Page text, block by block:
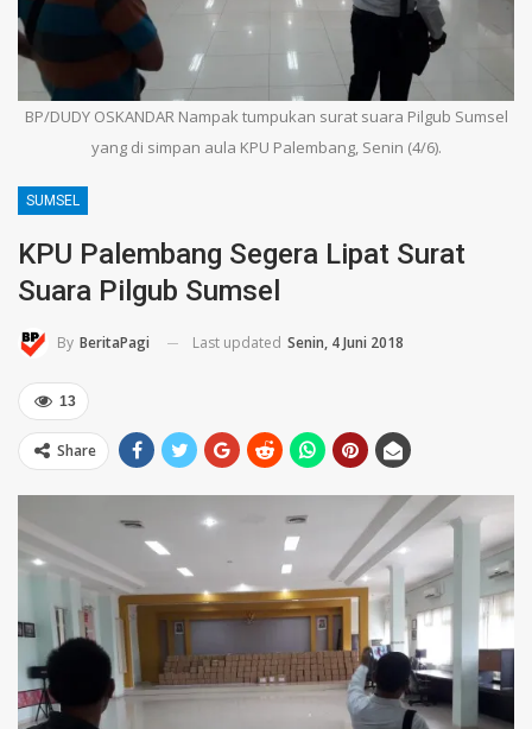
BP/DUDY OSKANDAR Nampak tumpukan surat suara Pilgub Sumsel
yang di simpan aula KPU Palembang, Senin (4/6).
SUMSEL
KPU Palembang Segera Lipat Surat
Suara Pilgub Sumsel
By BeritaPagi Last updated Senin, 4 Juni 2018
13
Share